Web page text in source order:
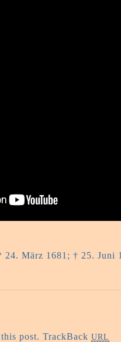
24. März 1681; † 25. Juni
post. TrackBackURL